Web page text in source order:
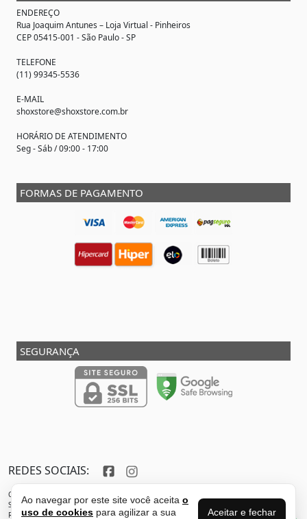
ENDEREÇO
Rua Joaquim Antunes – Loja Virtual - Pinheiros
CEP 05415-001 - São Paulo - SP
TELEFONE
(11) 99345-5536
E-MAIL
shoxstore@shoxstore.com.br
HORÁRIO DE ATENDIMENTO
Seg - Sáb / 09:00 - 17:00
FORMAS DE PAGAMENTO
SEGURANÇA
REDES SOCIAIS:
Copyright © 2013 - 2026 - SHOX STORE DO BRASIL - Marca pertencente à VFR SPORTS E
SERVICOS ADMINISTRATIVOS LTDA CNPJ: 32.346.663/0001-59 - Localizada do endereço:
Rua Joaquim Antunes - São Paulo - SP - 05435-030
Ao navegar por este site você aceita o
uso de cookies para agilizar a sua Aceitar e fechar